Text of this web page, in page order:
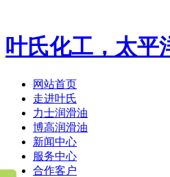
叶氏化工，太平
网站首页
走进叶氏
力士润滑油
博高润滑油
新闻中心
服务中心
合作客户